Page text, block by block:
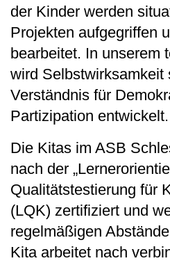
der Kinder werden
Projekten aufgegriffen
bearbeitet. In unserem
wird Selbstwirksamkeit
Verständnis für
Partizipation entwickelt.
Die Kitas im ASB
nach der
Qualitätstestierung für
(LQK) zertifiziert und
regelmäßigen
Kita arbeitet nach